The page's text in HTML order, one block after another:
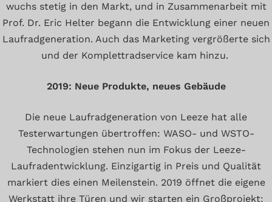
wuchs stetig in den Markt, und in Zusammenarbeit mit
Prof. Dr. Eric Helter begann die Entwicklung einer neuen
Laufradgeneration. Auch das Marketing vergrößerte sich
und der Komplettradservice kam hinzu.
2019: Neue Produkte, neues Gebäude
Die neue Laufradgeneration von Leeze hat alle
Testerwartungen übertroffen: WASO- und WSTO-
Technologien stehen nun im Fokus der Leeze-
Laufradentwicklung. Einzigartig in Preis und Qualität
markiert dies einen Meilenstein. 2019 öffnet die eigene
Werkstatt ihre Türen und wir starten ein Großprojekt: